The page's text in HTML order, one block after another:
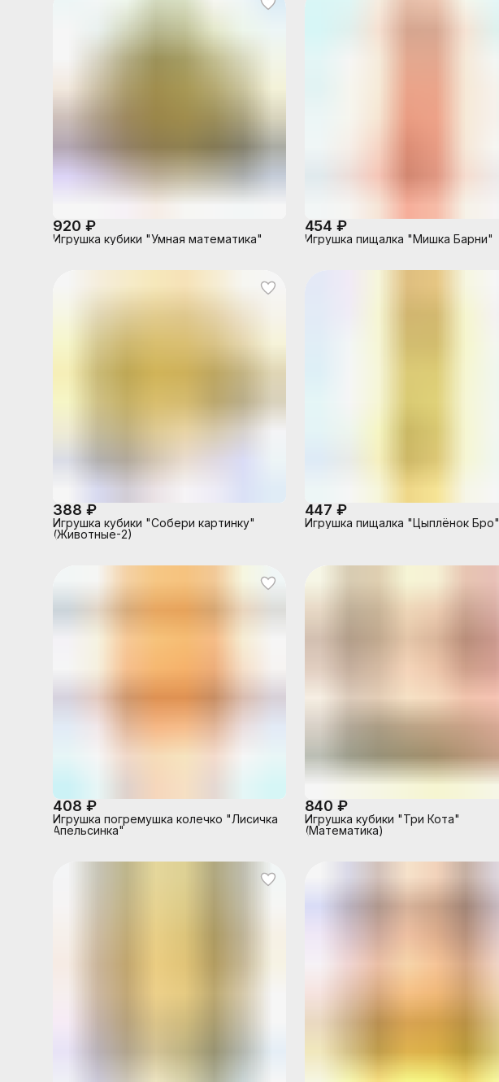
920 ₽
Игрушка кубики "Умная математика"
454 ₽
Игрушка пищалка "Мишка Барни"
388 ₽
Игрушка кубики "Собери картинку"
(Животные-2)
447 ₽
Игрушка пищалка "Цыплёнок Бро"
408 ₽
Игрушка погремушка колечко "Лисичка
Апельсинка"
840 ₽
Игрушка кубики "Три Кота"
(Математика)